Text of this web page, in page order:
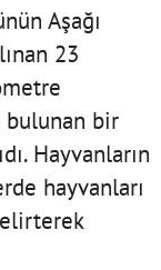
Aşağı
23
bulunan bir
Hayvanların
hayvanları